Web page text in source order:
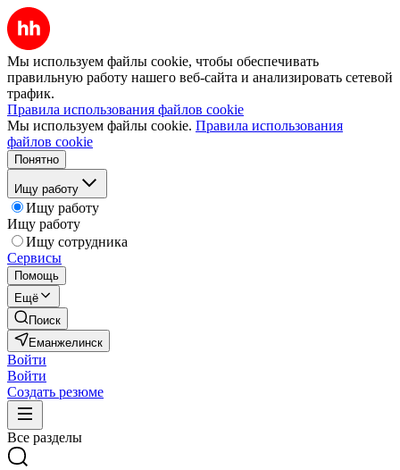
Мы используем файлы cookie, чтобы обеспечивать
правильную работу нашего веб-сайта и анализировать сетевой
трафик.
Правила использования файлов cookie
Мы используем файлы cookie. Правила использования
файлов cookie
Понятно
Ищу работу
Ищу работу
Ищу работу
Ищу сотрудника
Сервисы
Помощь
Ещё
Поиск
Еманжелинск
Войти
Войти
Создать резюме
Все разделы